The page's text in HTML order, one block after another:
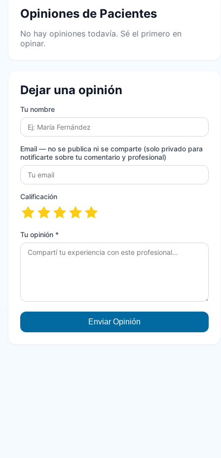
Opiniones de Pacientes
No hay opiniones todavía. Sé el primero en
opinar.
Dejar una opinión
Tu nombre
Email — no se publica ni se comparte (solo privado para
notificarte sobre tu comentario y profesional)
Calificación
Tu opinión *
Enviar Opinión